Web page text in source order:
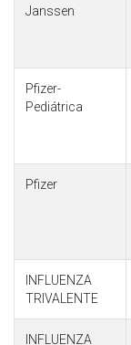
Janssen
Pfizer-
Pediátrica
Pfizer
INFLUENZA
TRIVALENTE
INFLUENZA